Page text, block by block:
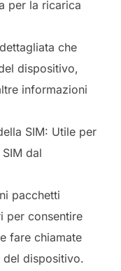
per la ricarica
che
dispositivo,
informazioni
SIM: Utile per
dal
pacchetti
per consentire
fare chiamate
del dispositivo.